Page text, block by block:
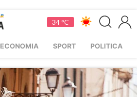
34 °C
ECONOMIA SPORT POLITICA